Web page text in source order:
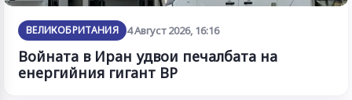
ВЕЛИКОБРИТАНИЯ 4 Август 2026, 16:16
Войната в Иран удвои печалбата на
енергийния гигант BP